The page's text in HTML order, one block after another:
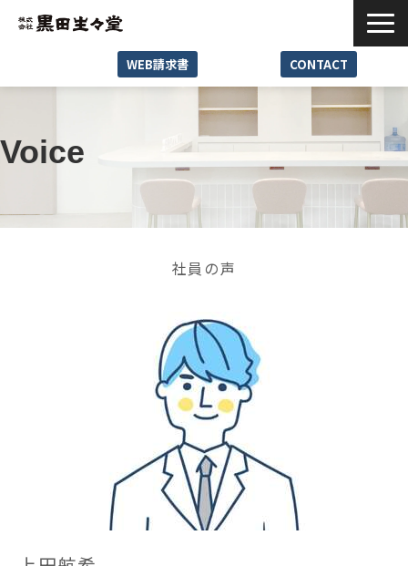
WEB請求書 CONTACT
Reason
Case
News･Media
Seminar･Event
Company
Voice
社員の声